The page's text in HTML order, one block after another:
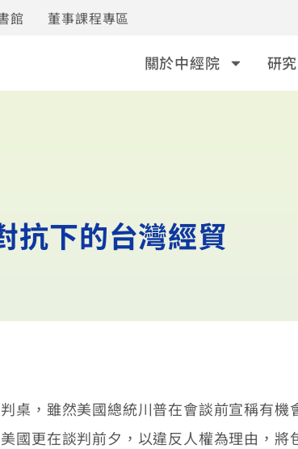
館 董事課程專區
關於中經院 研
抗下的台灣經貿
，雖然美國總統川普在會談前宣稱有機
國更在談判前夕，以違反人權為理由，